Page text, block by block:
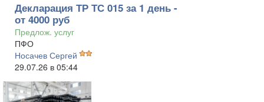
Декларация ТР ТС 015 за 1 день -
от 4000 руб
Предлож. услуг
ПФО
Носачев Сергей
29.07.26 в 05:44